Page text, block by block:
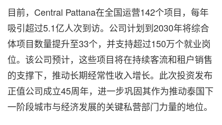
目前，Central Pattana在全国运营142个项目，每年
吸引超过5.1亿人次到访。公司计划到2030年将综合
体项目数量提升至33个，并支持超过150万个就业岗
位。该公司预计，这些项目将在持续客流和租户销售
的支撑下，推动长期经常性收入增长。此次投资发布
正值公司成立45周年，进一步巩固其作为推动泰国下
一阶段城市与经济发展的关键私营部门力量的地位。